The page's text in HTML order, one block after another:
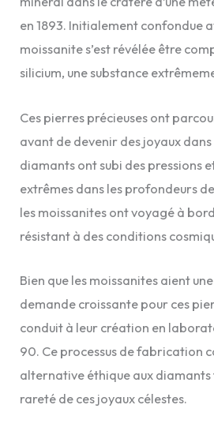
en 1893. Initialement confondue
moissanite s’est révélée être
silicium, une substance
Ces pierres précieuses ont
avant de devenir des joyaux dans
diamants ont subi des pressions
extrêmes dans les profondeurs
les moissanites ont voyagé à
résistant à des conditions
Bien que les moissanites aient
demande croissante pour ces
conduit à leur création en
90. Ce processus de fabrication
alternative éthique aux
rareté de ces joyaux célestes.